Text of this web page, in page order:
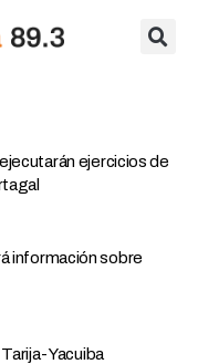
ejercicios de
información sobre
Yacuiba